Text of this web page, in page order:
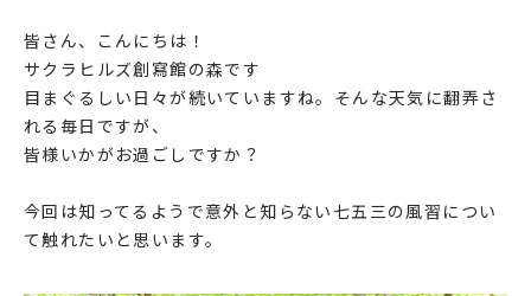
皆さん、こんにちは！
サクラヒルズ創寫館の森です
目まぐるしい日々が続いていますね。そんな天気に翻弄さ
れる毎日ですが、
皆様いかがお過ごしですか？
今回は知ってるようで意外と知らない七五三の風習につい
て触れたいと思います。